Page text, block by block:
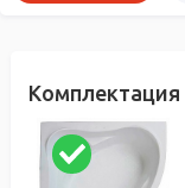
Комплектация